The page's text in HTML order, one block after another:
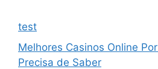
test
Melhores Casinos Online
Precisa de Saber